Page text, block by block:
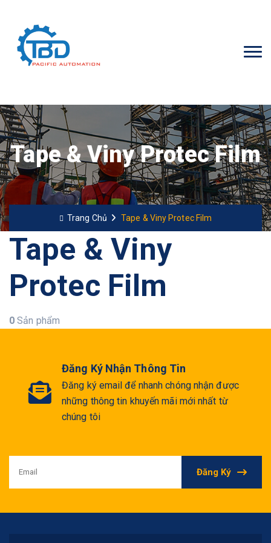
Tape & Viny Protec Film
Trang Chủ Tape & Viny Protec Film
Tape & Viny
Protec Film
0 Sản phẩm
Đăng Ký Nhận Thông Tin
Đăng ký email để nhanh chóng nhận được
những thông tin khuyến mãi mới nhất từ
chúng tôi
Đăng Ký